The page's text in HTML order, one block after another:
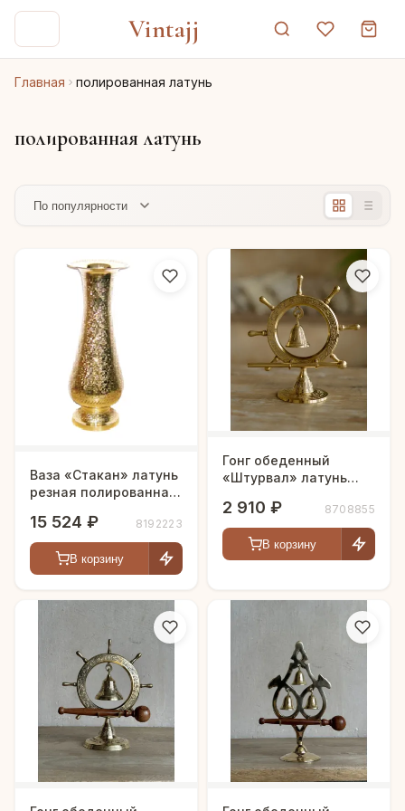
Vintajj
Главная полированная латунь
полированная латунь
Ваза «Стакан» латунь
резная полированная
15 524 ₽ 8192223
В корзину
Гонг обеденный
«Штурвал» латунь
полированная h-18 см
2 910 ₽ 8708855
В корзину